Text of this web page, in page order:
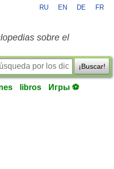
RU EN DE FR
sobre el
¡Buscar!
libros Игры ⚽